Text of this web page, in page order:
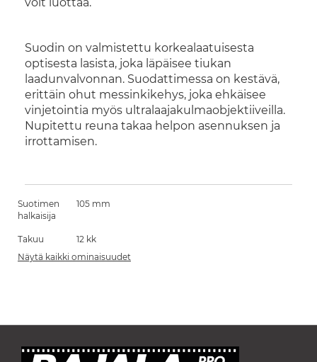
Suodin on valmistettu korkealaatuisesta
optisesta lasista, joka läpäisee tiukan
laadunvalvonnan. Suodattimessa on kestävä,
erittäin ohut messinkikehys, joka ehkäisee
vinjetointia myös ultralaajakulmaobjektiiveilla.
Nupitettu reuna takaa helpon asennuksen ja
irrottamisen.
Suotimen
halkaisija
105 mm
Takuu
12 kk
Näytä kaikki ominaisuudet